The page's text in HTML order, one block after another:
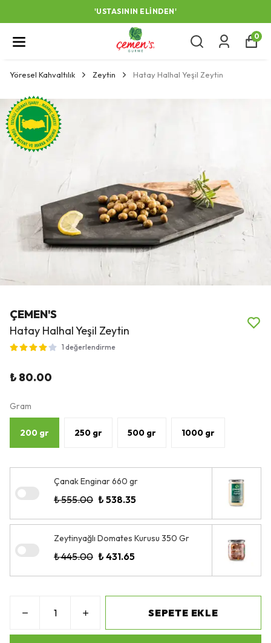
'USTASININ ELINDEN'
0
Yöresel Kahvaltılık Zeytin Hatay Halhal Yeşil Zeytin
ÇEMEN'S
Hatay Halhal Yeşil Zeytin
1 değerlendirme
₺ 80.00
Gram
200 gr 250 gr 500 gr 1000 gr
Çanak Enginar 660 gr
₺ 555.00 ₺ 538.35
Zeytinyağlı Domates Kurusu 350 Gr
₺ 445.00 ₺ 431.65
SEPETE EKLE